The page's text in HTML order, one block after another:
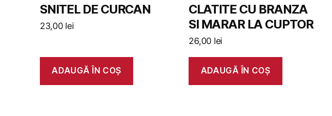
SNITEL DE CURCAN
23,00 lei
ADAUGĂ ÎN COȘ
CLATITE CU BRANZA
SI MARAR LA CUPTOR
26,00 lei
ADAUGĂ ÎN COȘ